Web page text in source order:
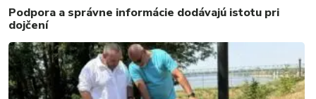
Podpora a správne informácie dodávajú istotu pri
dojčení